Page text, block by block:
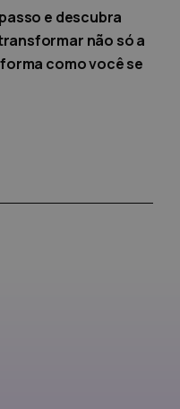
e descubra
não só a
como você se